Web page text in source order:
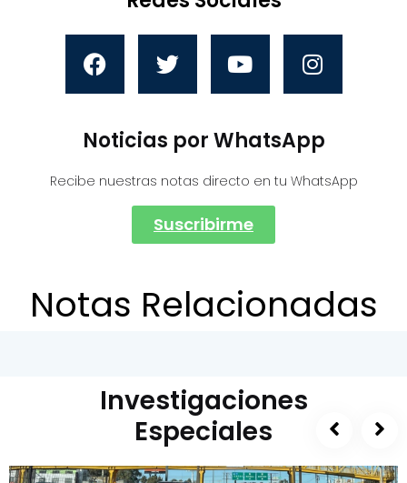
Noticias por WhatsApp
Recibe nuestras notas directo en tu WhatsApp
Suscribirme
Notas Relacionadas
Investigaciones
Especiales